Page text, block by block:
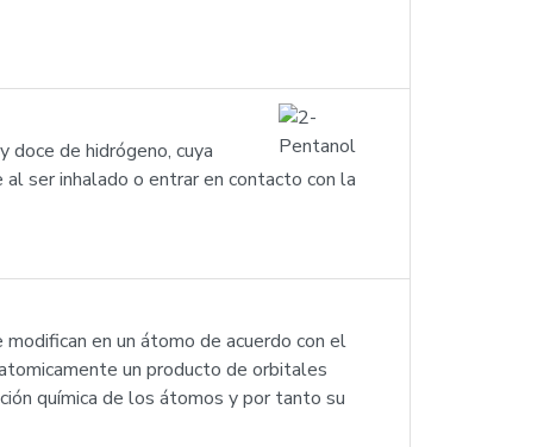
de hidrógeno, cuya
ser inhalado o entrar en contacto con la
en un átomo de acuerdo con el
un producto de orbitales
química de los átomos y por tanto su